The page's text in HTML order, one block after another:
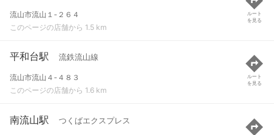
流山市流山１-２６４
このページの店舗から 1.5 km
ルート
を見る
平和台駅 流鉄流山線
流山市流山４-４８３
このページの店舗から 1.6 km
ルート
を見る
南流山駅 つくばエクスプレス